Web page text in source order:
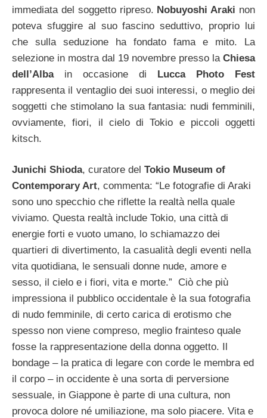
immediata del soggetto ripreso. Nobuyoshi Araki non
poteva sfuggire al suo fascino seduttivo, proprio lui
che sulla seduzione ha fondato fama e mito. La
selezione in mostra dal 19 novembre presso la Chiesa
dell’Albain occasione di Lucca Photo Fest
rappresenta il ventaglio dei suoi interessi, o meglio dei
soggetti che stimolano la sua fantasia: nudi femminili,
ovviamente, fiori, il cielo di Tokio e piccoli oggetti
kitsch.
Junichi Shioda, curatore del Tokio Museum of
Contemporary Art, commenta: “Le fotografie di Araki
sono uno specchio che riflette la realtà nella quale
viviamo. Questa realtà include Tokio, una città di
energie forti e vuoto umano, lo schiamazzo dei
quartieri di divertimento, la casualità degli eventi nella
vita quotidiana, le sensuali donne nude, amore e
sesso, il cielo e i fiori, vita e morte.” Ciò che più
impressiona il pubblico occidentale è la sua fotografia
di nudo femminile, di certo carica di erotismo che
spesso non viene compreso, meglio frainteso quale
fosse la rappresentazione della donna oggetto. Il
bondage – la pratica di legare con corde le membra ed
il corpo – in occidente è una sorta di perversione
sessuale, in Giappone è parte di una cultura, non
provoca dolore né umiliazione, ma solo piacere. Vita e